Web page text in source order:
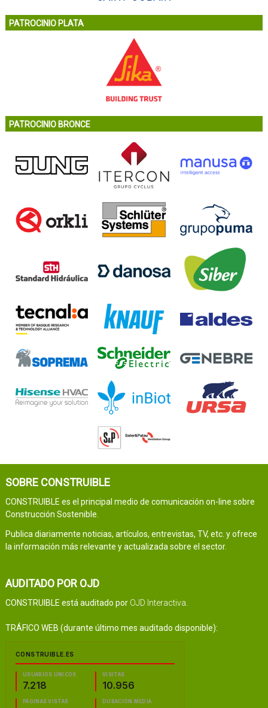
PATROCINIO PLATA
PATROCINIO BRONCE
SOBRE CONSTRUIBLE
CONSTRUIBLE es el principal medio de comunicación on-line sobre
Construcción Sostenible.
Publica diariamente noticias, artículos, entrevistas, TV, etc. y ofrece
la información más relevante y actualizada sobre el sector.
AUDITADO POR OJD
CONSTRUIBLE está auditado por OJD Interactiva.
TRÁFICO WEB (durante último mes auditado disponible):